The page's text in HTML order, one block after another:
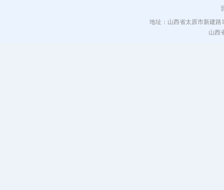
地址：山西省太原市新建路
山西